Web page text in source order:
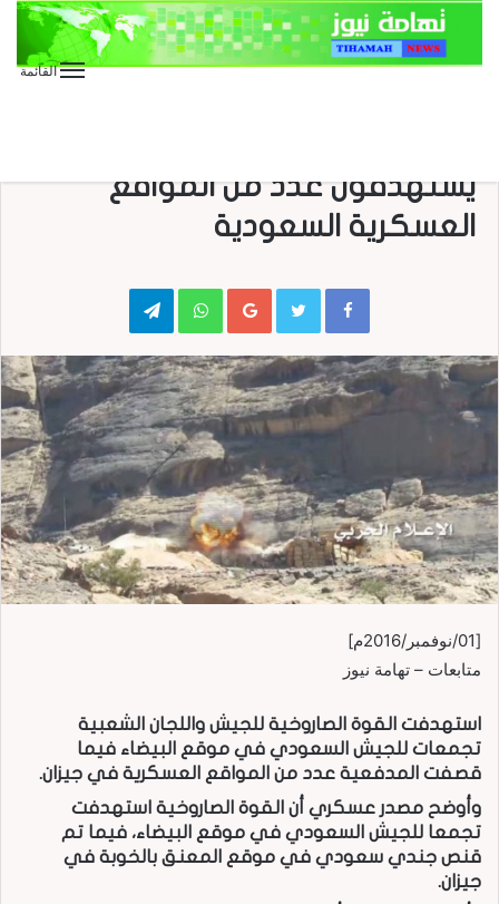
القائمة
يستهدفون عدد من المواقع
العسكرية السعودية
Google+
WhatsApp
Telegram
[01/نوفمبر/2016م]
متابعات – تهامة نيوز
استهدفت القوة الصاروخية للجيش واللجان الشعبية
تجمعات للجيش السعودي في موقع البيضاء فيما
قصفت المدفعية عدد من المواقع العسكرية في جيزان.
وأوضح مصدر عسكري أن القوة الصاروخية استهدفت
تجمعا للجيش السعودي في موقع البيضاء، فيما تم
قنص جندي سعودي في موقع المعنق بالخوبة في
جيزان.